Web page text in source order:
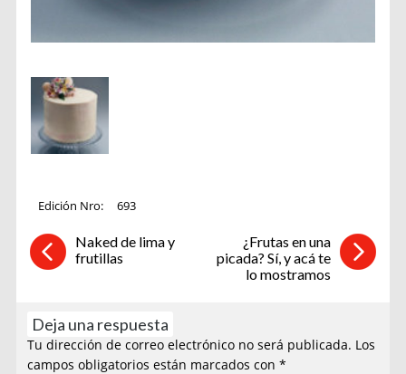
Edición Nro: 693
Naked de lima y
frutillas
¿Frutas en una
picada? Sí, y acá te
lo mostramos
Deja una respuesta
Tu dirección de correo electrónico no será publicada. Los
campos obligatorios están marcados con*